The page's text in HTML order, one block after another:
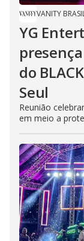
VANITY
YG
do
Seul
Reunião
em meio a